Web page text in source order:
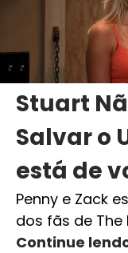
Stuart
Salvar o
está de
Penny e Zack
dos fãs de The
Continue